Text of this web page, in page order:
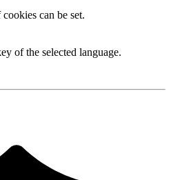
cookies can be set.
of the selected language.